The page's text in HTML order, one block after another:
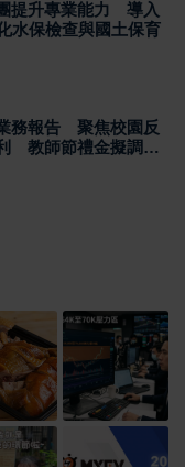
提升專業能力 導入
水保檢查與國土保育
務報告 聚焦校園反
教師節禮金擬調升